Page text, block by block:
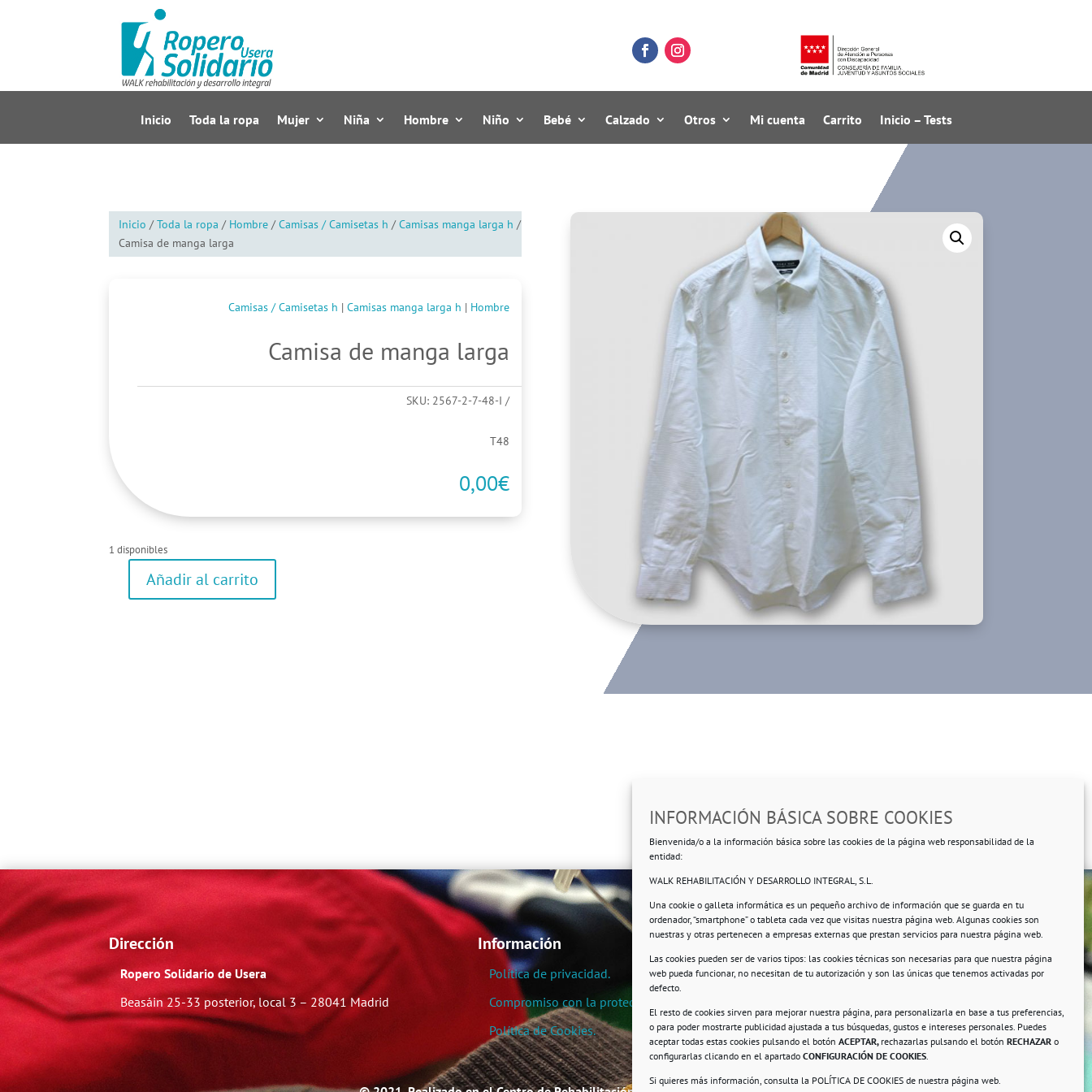
INFORMACIÓN BÁSICA SOBRE COOKIES
Bienvenida/o a la información básica sobre las cookies de la página web responsabilidad de la
entidad:
WALK REHABILITACIÓN Y DESARROLLO INTEGRAL, S.L.
Una cookie o galleta informática es un pequeño archivo de información que se guarda en tu
ordenador, “smartphone” o tableta cada vez que visitas nuestra página web. Algunas cookies son
nuestras y otras pertenecen a empresas externas que prestan servicios para nuestra página web.
Las cookies pueden ser de varios tipos: las cookies técnicas son necesarias para que nuestra página
web pueda funcionar, no necesitan de tu autorización y son las únicas que tenemos activadas por
defecto.
El resto de cookies sirven para mejorar nuestra página, para personalizarla en base a tus preferencias,
o para poder mostrarte publicidad ajustada a tus búsquedas, gustos e intereses personales. Puedes
aceptar todas estas cookies pulsando el botón ACEPTAR, rechazarlas pulsando el botón RECHAZAR o
configurarlas clicando en el apartado CONFIGURACIÓN DE COOKIES.
Si quieres más información, consulta la POLÍTICA DE COOKIES de nuestra página web.
Inicio Toda la ropa Mujer Niña Hombre Niño Bebé Calzado Otros Mi cuenta Carrito Inicio – Tests
Inicio /Toda la ropa / Hombre /Camisas / Camisetas h /Camisas manga larga h /
Camisa de manga larga
Camisas / Camisetas h |Camisas manga larga h | Hombre
Camisa de manga larga
SKU: 2567-2-7-48-I
T48
0,00€
1 disponibles
Añadir al carrito
Dirección
Ropero Solidario de Usera
Beasáin 25-33 posterior, local 3 – 28041 Madrid
Información
Política de privacidad.
Compromiso con la protección de datos personales.
Política de Cookies.